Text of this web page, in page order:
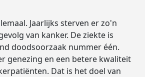
Jaarlijks sterven er zo'n
van kanker. De ziekte is
doodsoorzaak nummer één.
genezing en een betere kwaliteit
Dat is het doel van